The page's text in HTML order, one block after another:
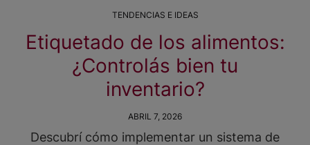
TENDENCIAS E IDEAS
Etiquetado de los alimentos:
¿Controlás bien tu
inventario?
ABRIL 7, 2026
Descubrí cómo implementar un sistema de